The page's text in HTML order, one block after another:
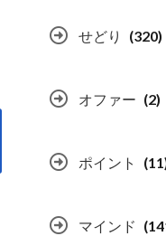
せどり (320)
オファー (2)
ポイント
マインド